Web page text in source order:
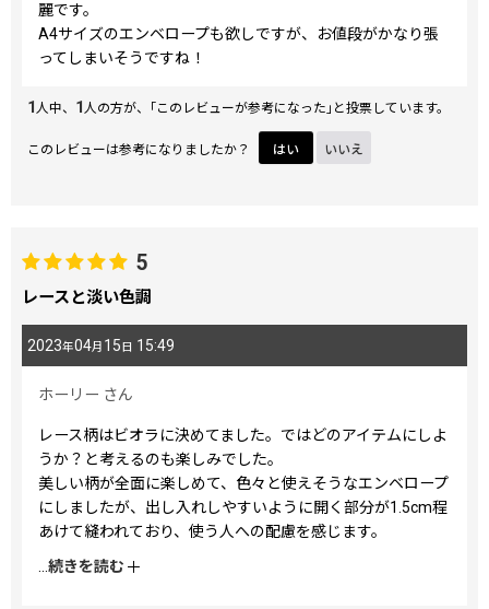
麗です。
A4サイズのエンベロープも欲しですが、お値段がかなり張
ってしまいそうですね！
1人中、 1人の方が、｢このレビューが参考になった｣と投票しています。
このレビューは参考になりましたか？ はい いいえ
5
レースと淡い色調
2023年04月 15日 15:49
ホーリー さん
レース柄はビオラに決めてました。ではどのアイテムにしよ
うか？と考えるのも楽しみでした。
美しい柄が全面に楽しめて、色々と使えそうなエンベロープ
にしましたが、出し入れしやすいように開く部分が1.5cm程
あけて縫われており、使う人への配慮を感じます。
色は白系、ゴールド、水色、グレーがかったパープルと、レ
ース柄に合う淡い色調で、夢幻のタピなどのアイテムとも相
続きを読む